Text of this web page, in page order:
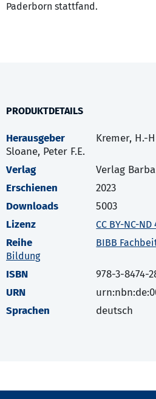
Paderborn stattfand.
PRODUKTDETAILS
Herausgeber
Kremer, H.-
Sloane, Peter F.E.
Verlag
Verlag
Erschienen
2023
Downloads
5003
Lizenz
CC BY-NC-ND
Reihe
BIBB
Bildung
ISBN
978-3-8474-
URN
Sprachen
deutsch